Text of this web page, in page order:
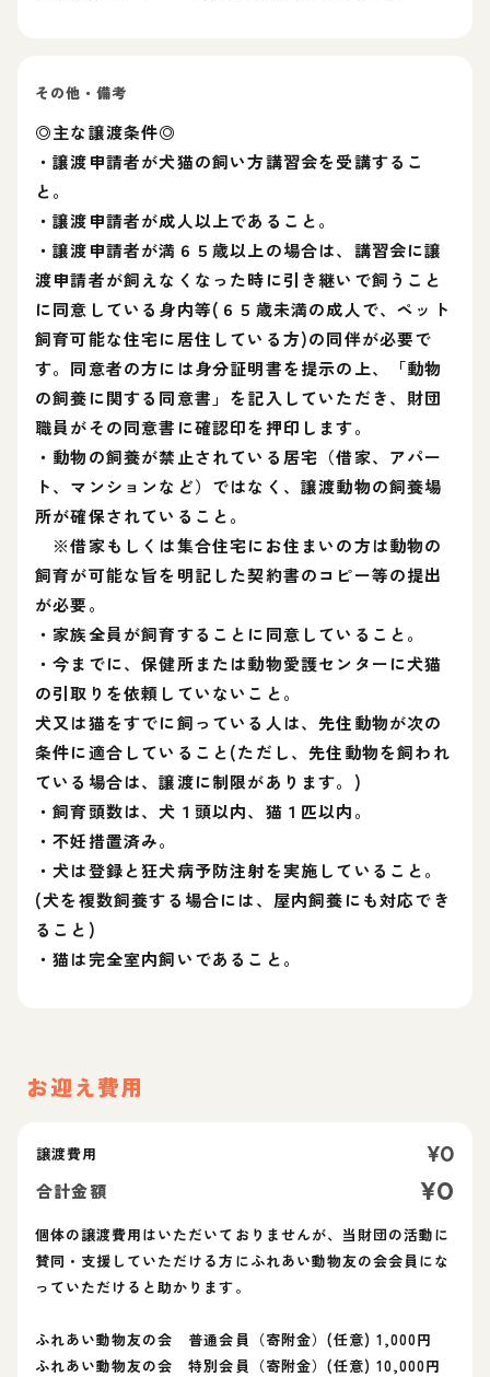
その他・備考
◎主な譲渡条件◎
・譲渡申請者が犬猫の飼い方講習会を受講するこ
と。
・譲渡申請者が成人以上であること。
・譲渡申請者が満６５歳以上の場合は、講習会に譲
渡申請者が飼えなくなった時に引き継いで飼うこと
に同意している身内等(６５歳未満の成人で、ペット
飼育可能な住宅に居住している方)の同伴が必要で
す。同意者の方には身分証明書を提示の上、「動物
の飼養に関する同意書」を記入していただき、財団
職員がその同意書に確認印を押印します。
・動物の飼養が禁止されている居宅（借家、アパー
ト、マンションなど）ではなく、譲渡動物の飼養場
所が確保されていること。
※借家もしくは集合住宅にお住まいの方は動物の
飼育が可能な旨を明記した契約書のコピー等の提出
が必要。
・家族全員が飼育することに同意していること。
・今までに、保健所または動物愛護センターに犬猫
の引取りを依頼していないこと。
犬又は猫をすでに飼っている人は、先住動物が次の
条件に適合していること(ただし、先住動物を飼われ
ている場合は、譲渡に制限があります。)
・飼育頭数は、犬１頭以内、猫１匹以内。
・不妊措置済み。
・犬は登録と狂犬病予防注射を実施していること。
(犬を複数飼養する場合には、屋内飼養にも対応でき
ること)
・猫は完全室内飼いであること。
お迎え費用
譲渡費用 ¥0
合計金額 ¥0
個体の譲渡費用はいただいておりませんが、当財団の活動に
賛同・支援していただける方にふれあい動物友の会会員にな
っていただけると助かります。
ふれあい動物友の会 普通会員（寄附金）(任意) 1,000円
ふれあい動物友の会 特別会員（寄附金）(任意) 10,000円